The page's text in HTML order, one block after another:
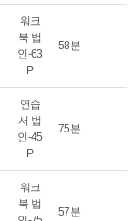
워크
북 법
인-63
P
58분
연습
서 법
인-45
P
75분
워크
북 법
57분